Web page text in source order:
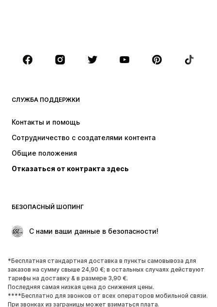
Аксессуары
Премиум
НОВИНКИ
Куртки
Белье
Пальто
Юбки
Поводы
ЭКСКЛЮЗИВ
ОБУВЬ
НОВИНКИ
Модные тенденции
Кроссовки и кеды
Ботинки
СЛУЖБА ПОДДЕРЖКИ
Контакты и помощь
Сотрудничество с создателями контента
Общие положения
Отказаться от контракта здесь
БЕЗОПАСНЫЙ ШОПИНГ
С нами ваши данные в безопасности!
*Бесплатная стандартная доставка в пункты самовывоза для
заказов на сумму свыше 24,90 €; в остальных случаях действуют
тарифы на доставку & в размере 3,90 €.
Последняя самая низкая цена до снижения цены.
****Бесплатно для звонков от всех операторов мобильной связи.
При звонках из заграницы может взиматься плата.